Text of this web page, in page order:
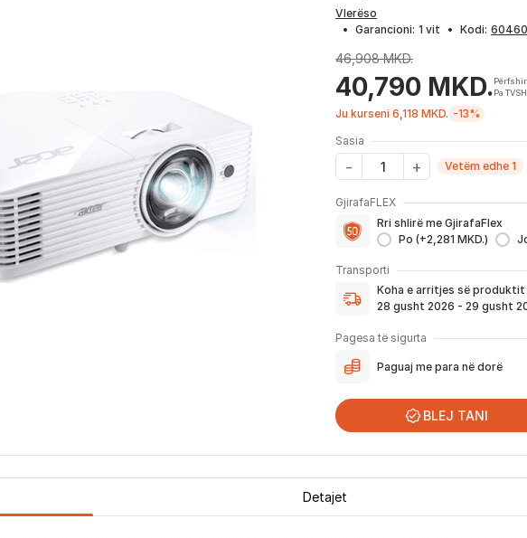
Vlerëso
• Garancioni: 1 vit • Kodi:
46,908 MKD.
40,790 MKD.Pa
Ju kurseni 6,118 MKD. -13%
Sasia
Vetëm edhe 1
GjirafaFLEX
Rri shlirë me GjirafaFlex
Po (+2,281 MKD.)
Me GjirafaFLEX përfitoni:
-Prioritet për zgjidhjen e
- Kontakt brenda
për
- Pranim dhe dërgim me
Transporti
Koha e arritjes së produktit
28 gusht 2026 - 29 gusht
dhe njoftimit për verifikim
Nëse porosia bëhet tani,
njoftoheni në vazhdimësi
për te ju.
*Në 99% të rasteve, produktet
Pagesa të sigurta
Paguaj me para në dorë
BLEJ TANI
Detajet